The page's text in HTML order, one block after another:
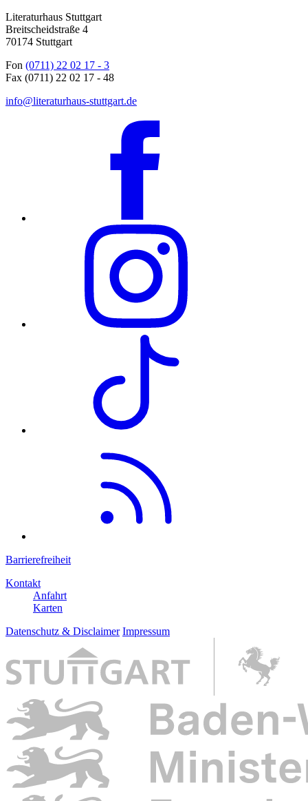
Literaturhaus Stuttgart
Breitscheidstraße 4
70174 Stuttgart
Fon (0711) 22 02 17 - 3
Fax (0711) 22 02 17 - 48
info@literaturhaus-stuttgart.de
Barrierefreiheit
Kontakt
Anfahrt
Karten
Datenschutz & Disclaimer Impressum